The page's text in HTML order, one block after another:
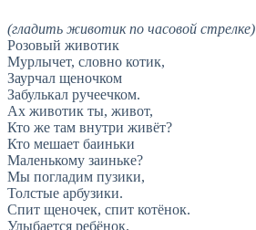
(гладить животик по часовой стрелке)
Розовый животик
Мурлычет, словно котик,
Заурчал щеночком
Забулькал ручеечком.
Ах животик ты, живот,
Кто же там внутри живёт?
Кто мешает баиньки
Маленькому заиньке?
Мы погладим пузики,
Толстые арбузики.
Спит щеночек, спит котёнок.
Улыбается ребёнок.